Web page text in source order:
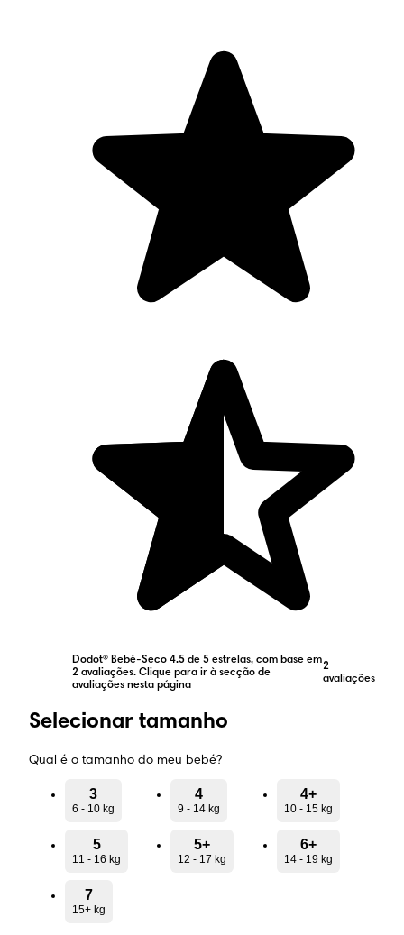
Dodot® Bebé-Seco 4.5 de 5 estrelas, com base em
2 avaliações. Clique para ir à secção de
avaliações nesta página
2
avaliações
Selecionar tamanho
Qual é o tamanho do meu bebé?
3
6 - 10 kg
4
9 - 14 kg
4+
10 - 15 kg
5
11 - 16 kg
5+
12 - 17 kg
6+
14 - 19 kg
7
15+ kg